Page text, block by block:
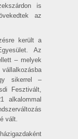
is
az
került a
Az
– melyek
sikerrel –
Fesztivált,
alkalommal
vált.